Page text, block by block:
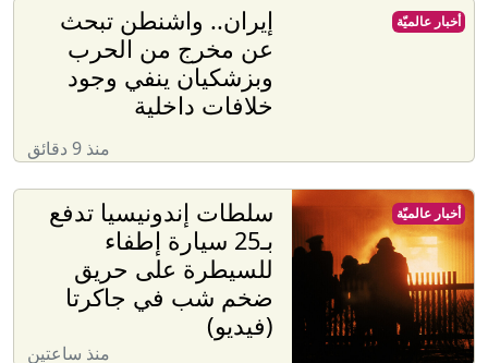
إيران.. واشنطن تبحث
عن مخرج من الحرب
وبزشكيان ينفي وجود
خلافات داخلية
منذ 9 دقائق
أخبار عالميّة
سلطات إندونيسيا تدفع
بـ25 سيارة إطفاء
للسيطرة على حريق
ضخم شب في جاكرتا
(فيديو)
منذ ساعتين
أخبار عالميّة